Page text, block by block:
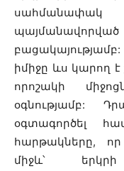
իմիջը ևս կարող
որոշակի
օգնությամբ:
օգտագործել
հարթակները, որ
միջև՝